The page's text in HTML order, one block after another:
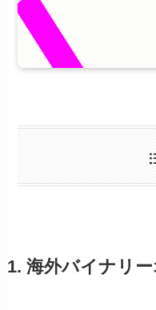
1. 海外バイナリ